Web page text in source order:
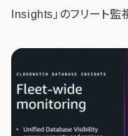
Insights」のフリート監